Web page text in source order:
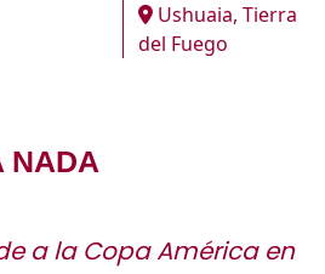
Ushuaia, Tierra
del Fuego
NADA
a la Copa América en